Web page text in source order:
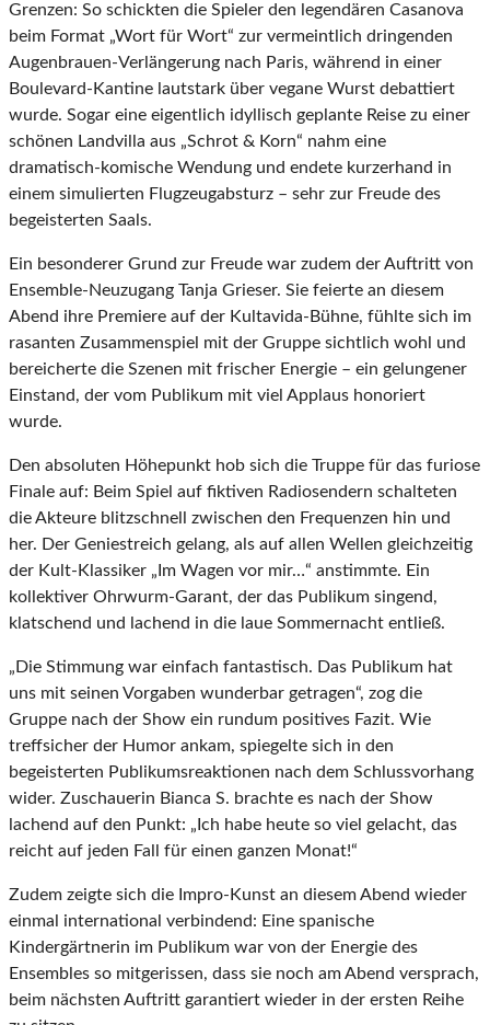
Grenzen: So schickten die Spieler den legendären Casanova
beim Format „Wort für Wort“ zur vermeintlich dringenden
Augenbrauen-Verlängerung nach Paris, während in einer
Boulevard-Kantine lautstark über vegane Wurst debattiert
wurde. Sogar eine eigentlich idyllisch geplante Reise zu einer
schönen Landvilla aus „Schrot & Korn“ nahm eine
dramatisch-komische Wendung und endete kurzerhand in
einem simulierten Flugzeugabsturz – sehr zur Freude des
begeisterten Saals.
Ein besonderer Grund zur Freude war zudem der Auftritt von
Ensemble-Neuzugang Tanja Grieser. Sie feierte an diesem
Abend ihre Premiere auf der Kultavida-Bühne, fühlte sich im
rasanten Zusammenspiel mit der Gruppe sichtlich wohl und
bereicherte die Szenen mit frischer Energie – ein gelungener
Einstand, der vom Publikum mit viel Applaus honoriert
wurde.
Den absoluten Höhepunkt hob sich die Truppe für das furiose
Finale auf: Beim Spiel auf fiktiven Radiosendern schalteten
die Akteure blitzschnell zwischen den Frequenzen hin und
her. Der Geniestreich gelang, als auf allen Wellen gleichzeitig
der Kult-Klassiker „Im Wagen vor mir…“ anstimmte. Ein
kollektiver Ohrwurm-Garant, der das Publikum singend,
klatschend und lachend in die laue Sommernacht entließ.
„Die Stimmung war einfach fantastisch. Das Publikum hat
uns mit seinen Vorgaben wunderbar getragen“, zog die
Gruppe nach der Show ein rundum positives Fazit. Wie
treffsicher der Humor ankam, spiegelte sich in den
begeisterten Publikumsreaktionen nach dem Schlussvorhang
wider. Zuschauerin Bianca S. brachte es nach der Show
lachend auf den Punkt: „Ich habe heute so viel gelacht, das
reicht auf jeden Fall für einen ganzen Monat!“
Zudem zeigte sich die Impro-Kunst an diesem Abend wieder
einmal international verbindend: Eine spanische
Kindergärtnerin im Publikum war von der Energie des
Ensembles so mitgerissen, dass sie noch am Abend versprach,
beim nächsten Auftritt garantiert wieder in der ersten Reihe